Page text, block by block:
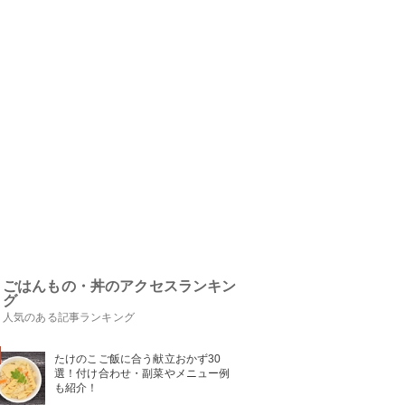
ごはんもの・丼のアクセスランキン
グ
人気のある記事ランキング
たけのこご飯に合う献立おかず30
選！付け合わせ・副菜やメニュー例
も紹介！